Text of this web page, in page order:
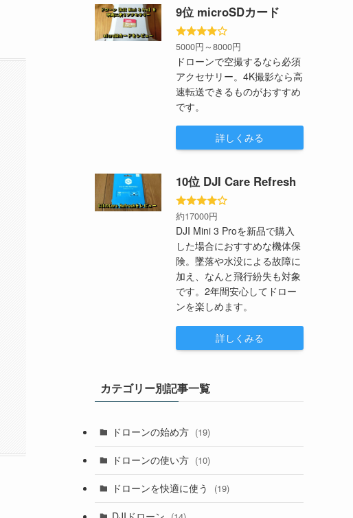
9位 microSDカード
5000円～8000円
ドローンで空撮するなら必須
アクセサリー。4K撮影なら高
速転送できるものがおすすめ
です。
詳しくみる
10位 DJI Care Refresh
約17000円
DJI Mini 3 Proを新品で購入
した場合におすすめな機体保
険。墜落や水没による故障に
加え、なんと飛行紛失も対象
です。2年間安心してドロー
ンを楽しめます。
詳しくみる
カテゴリー別記事一覧
ドローンの始め方 (19)
ドローンの使い方 (10)
ドローンを快適に使う (19)